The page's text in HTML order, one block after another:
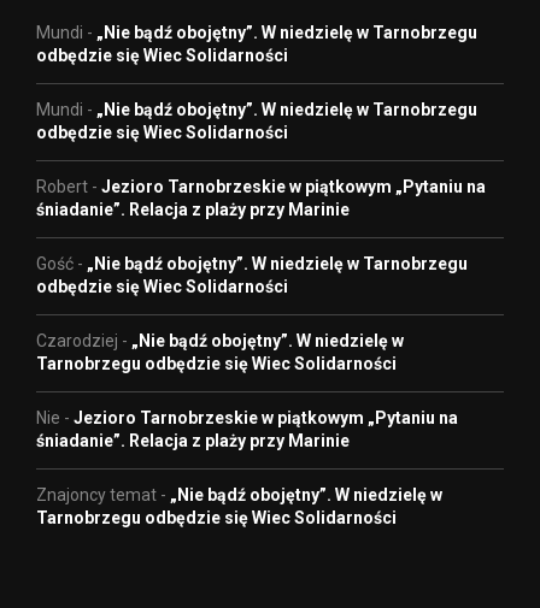
Mundi - „Nie bądź obojętny”. W niedzielę w Tarnobrzegu
odbędzie się Wiec Solidarności
Mundi - „Nie bądź obojętny”. W niedzielę w Tarnobrzegu
odbędzie się Wiec Solidarności
Robert - Jezioro Tarnobrzeskie w piątkowym „Pytaniu na
śniadanie”. Relacja z plaży przy Marinie
Gość - „Nie bądź obojętny”. W niedzielę w Tarnobrzegu
odbędzie się Wiec Solidarności
Czarodziej - „Nie bądź obojętny”. W niedzielę w
Tarnobrzegu odbędzie się Wiec Solidarności
Nie - Jezioro Tarnobrzeskie w piątkowym „Pytaniu na
śniadanie”. Relacja z plaży przy Marinie
Znajoncy temat - „Nie bądź obojętny”. W niedzielę w
Tarnobrzegu odbędzie się Wiec Solidarności